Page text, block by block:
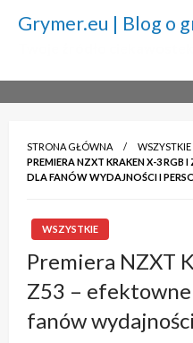
Grymer.eu | Blog o
STRONA GŁÓWNA
WSZYSTKIE
PREMIERA NZXT KRAKEN X-3 RGB
DLA FANÓW WYDAJNOŚCI I
WSZYSTKIE
Premiera NZXT
Z53 – efektowne
fanów